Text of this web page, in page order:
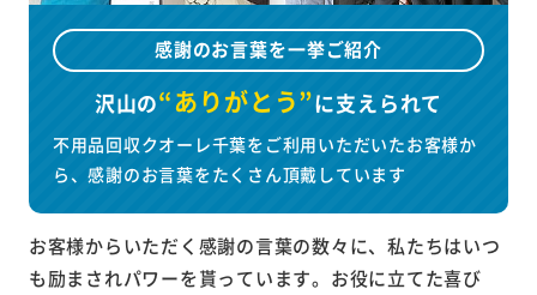
感謝のお言葉を一挙ご紹介
沢山の“ありがとう”に支えられて
不用品回収クオーレ千葉をご利用いただいたお客様か
ら、感謝のお言葉をたくさん頂戴しています
お客様からいただく感謝の言葉の数々に、私たちはいつ
も励まされパワーを貰っています。お役に立てた喜び